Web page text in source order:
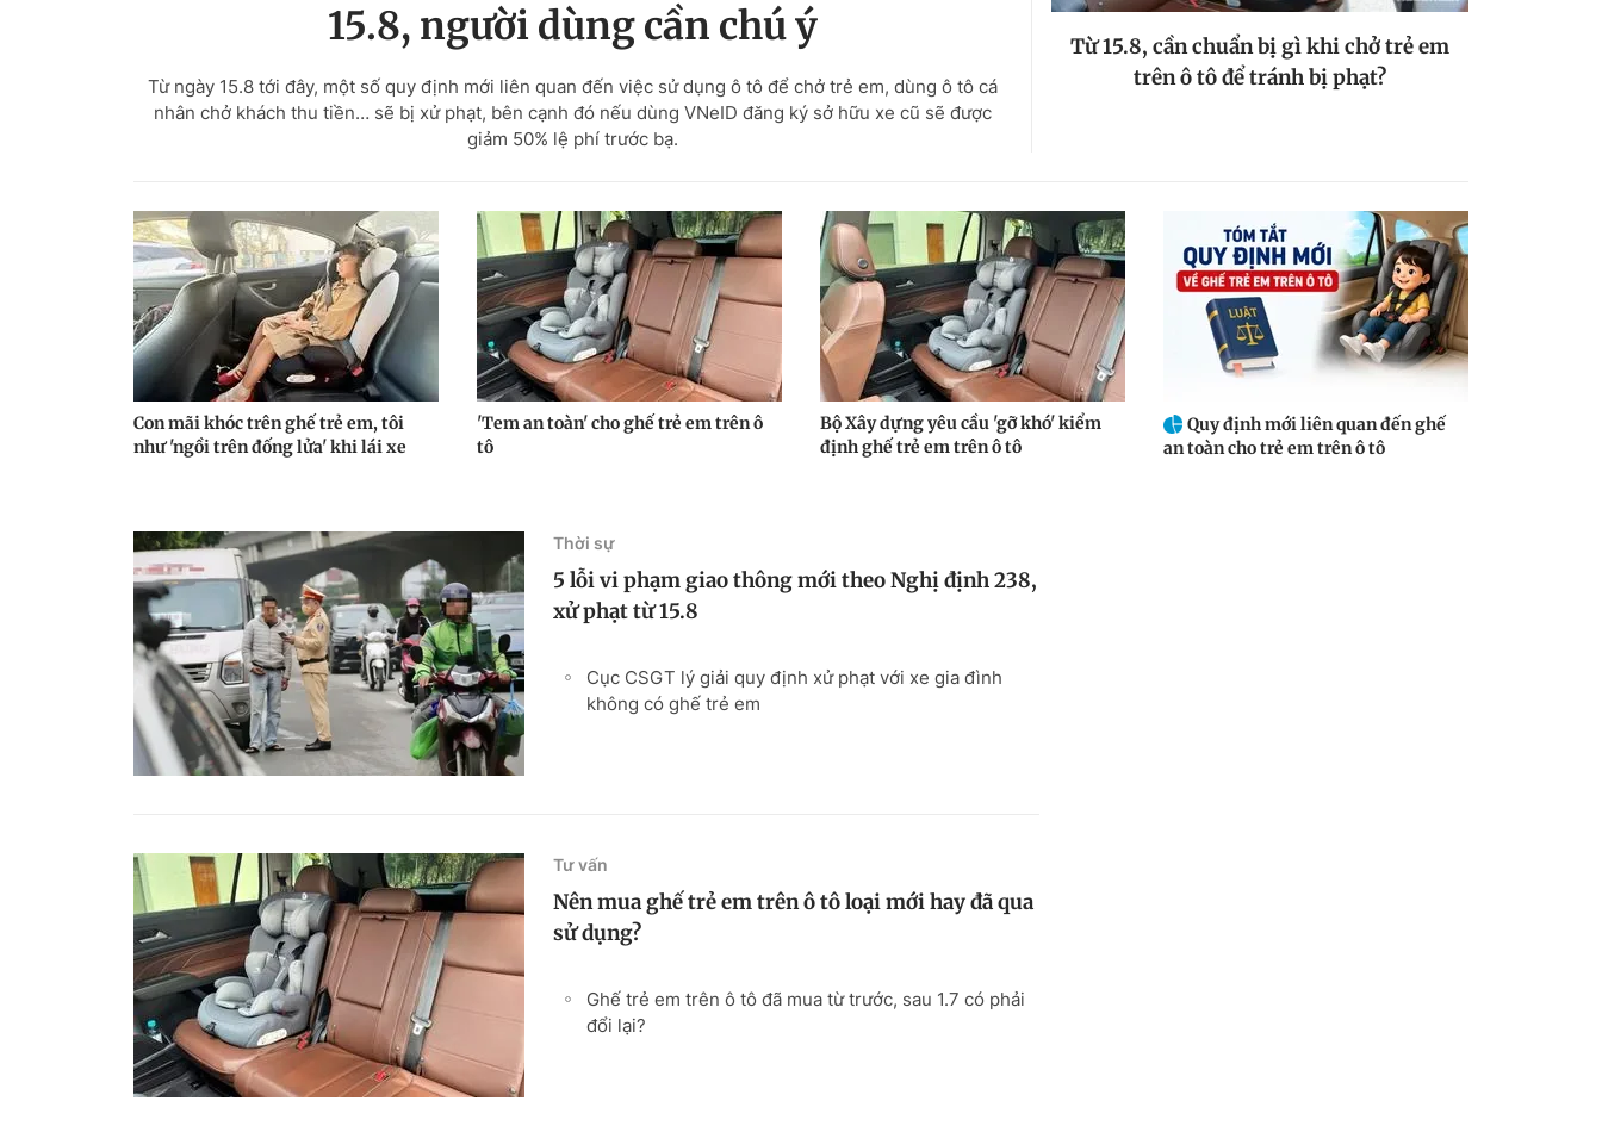
15.8, người dùng cần chú ý
Từ ngày 15.8 tới đây, một số quy định mới liên quan đến việc sử dụng ô tô để chở trẻ em, dùng ô tô cá
nhân chở khách thu tiền… sẽ bị xử phạt, bên cạnh đó nếu dùng VNeID đăng ký sở hữu xe cũ sẽ được
giảm 50% lệ phí trước bạ.
Từ 15.8, cần chuẩn bị gì khi chở trẻ em
trên ô tô để tránh bị phạt?
Con mãi khóc trên ghế trẻ em, tôi
như 'ngồi trên đống lửa' khi lái xe
'Tem an toàn' cho ghế trẻ em trên ô
tô
Bộ Xây dựng yêu cầu 'gỡ khó' kiểm
định ghế trẻ em trên ô tô
Quy định mới liên quan đến ghế
an toàn cho trẻ em trên ô tô
Thời sự
5 lỗi vi phạm giao thông mới theo Nghị định 238,
xử phạt từ 15.8
Cục CSGT lý giải quy định xử phạt với xe gia đình
không có ghế trẻ em
Tư vấn
Nên mua ghế trẻ em trên ô tô loại mới hay đã qua
sử dụng?
Ghế trẻ em trên ô tô đã mua từ trước, sau 1.7 có phải
đổi lại?